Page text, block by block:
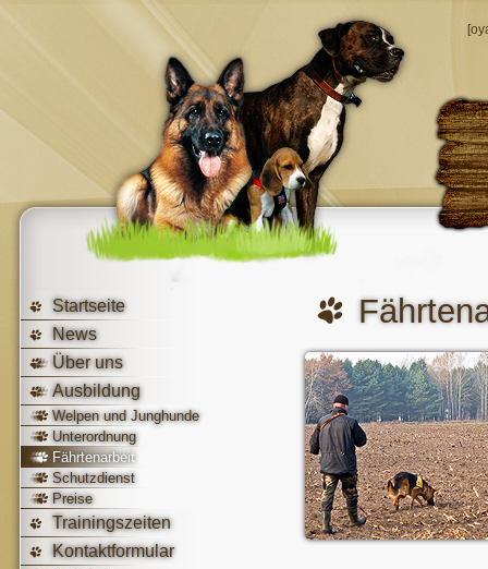
Startseite
News
Über uns
Ausbildung
Welpen und Junghunde
Unterordnung
Fährtenarbeit
Schutzdienst
Preise
Trainingszeiten
Kontaktformular